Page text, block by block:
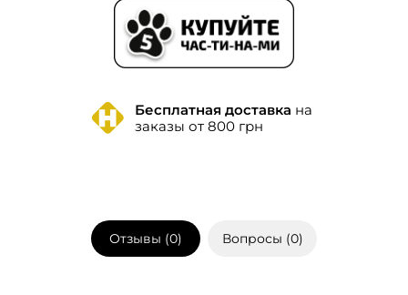
Бесплатная доставка на
заказы от 800 грн
Отзывы (0) Вопросы (0)